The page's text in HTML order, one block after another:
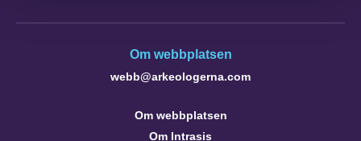
Om webbplatsen
webb@arkeologerna.com
Om webbplatsen
Om Intrasis